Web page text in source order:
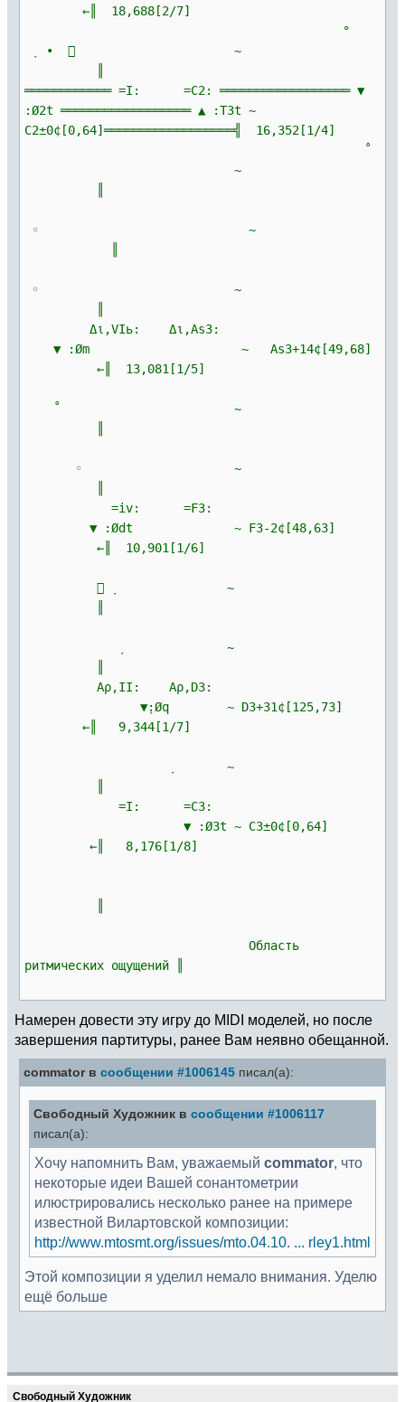
←║ 18,688[2/7]
°
ָ ∙  ~
════════════ =I: =C2: ══════════════════ ▼
:Ø2t ══════════════════ ▲ :T3t ~
C2±0¢[0,64]══════════════════╣ 16,352[1/4]
˚
~
◦ ~
◦ ~
Δι,VIь: Δι,As3:
▼ :Øm ~ As3+14¢[49,68]
←║ 13,081[1/5]
˚ ~
◦ ~
=iv: =F3:
▼ :Ødt ~ F3-2¢[48,63]
←║ 10,901[1/6]
 ָ ~
ָ ~
Αρ,II: Αρ,D3:
▼ָ:Øq ~ D3+31¢[125,73]
←║ 9,344[1/7]
ָ ~
=I: =C3:
▼ :Ø3t ~ C3±0¢[0,64]
←║ 8,176[1/8]
Область
ритмических ощущений ║
Намерен довести эту игру до MIDI моделей, но после
завершения партитуры, ранее Вам неявно обещанной.
commator в сообщении #1006145 писал(а):
Свободный Художник в сообщении #1006117
писал(а):
Хочу напомнить Вам, уважаемый commator, что
некоторые идеи Вашей сонантометрии
илюстрировались несколько ранее на примере
известной Вилартовской композиции:
http://www.mtosmt.org/issues/mto.04.10. ... rley1.html
Этой композиции я уделил немало внимания. Уделю
ещё больше
Свободный Художник